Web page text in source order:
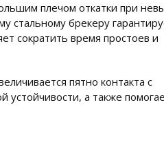
плечом откатки при
стальному брекеру
сократить время простоев и
пятно контакта с
устойчивости, а также